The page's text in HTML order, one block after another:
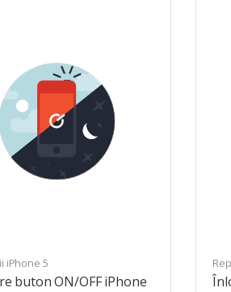
iPhone 5
buton ON/OFF iPhone